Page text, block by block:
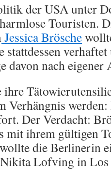
der USA unter
Touristen.
Jessica Brösche
stattdessen
davon nach
ihre
Verhängnis
Der Verdacht:
mit ihrem gültigen
die Berlinerin
Lofving in Los